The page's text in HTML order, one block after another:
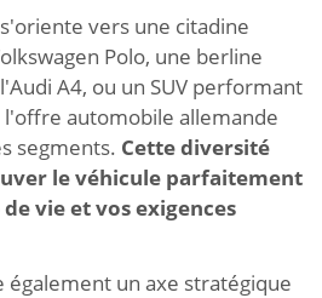
vers une citadine
Polo, une berline
A4, ou un SUV performant
l'offre automobile allemande
segments. Cette diversité
le véhicule parfaitement
vie et vos exigences
un axe stratégique